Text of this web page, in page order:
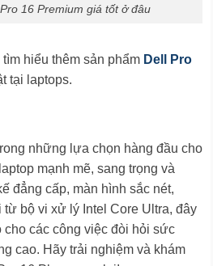
16 Premium giá tốt ở đâu
hiểu thêm sản phẩm Dell Pro
tại laptops.
những lựa chọn hàng đầu cho
mạnh mẽ, sang trọng và
đẳng cấp, màn hình sắc nét,
bộ vi xử lý Intel Core Ultra, đây
cho các công việc đòi hỏi sức
cao. Hãy trải nghiệm và khám